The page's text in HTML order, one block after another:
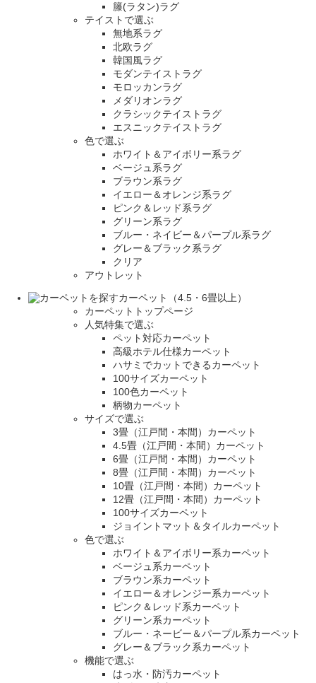
籐(ラタン)ラグ
テイストで選ぶ
無地系ラグ
北欧ラグ
韓国風ラグ
モダンテイストラグ
モロッカンラグ
メダリオンラグ
クラシックテイストラグ
エスニックテイストラグ
色で選ぶ
ホワイト＆アイボリー系ラグ
ベージュ系ラグ
ブラウン系ラグ
イエロー＆オレンジ系ラグ
ピンク＆レッド系ラグ
グリーン系ラグ
ブルー・ネイビー＆パープル系ラグ
グレー＆ブラック系ラグ
クリア
アウトレット
カーペット（4.5・6畳以上）
カーペットトップページ
人気特集で選ぶ
ペット対応カーペット
高級ホテル仕様カーペット
ハサミでカットできるカーペット
100サイズカーペット
100色カーペット
柄物カーペット
サイズで選ぶ
3畳（江戸間・本間）カーペット
4.5畳（江戸間・本間）カーペット
6畳（江戸間・本間）カーペット
8畳（江戸間・本間）カーペット
10畳（江戸間・本間）カーペット
12畳（江戸間・本間）カーペット
100サイズカーペット
ジョイントマット＆タイルカーペット
色で選ぶ
ホワイト＆アイボリー系カーペット
ベージュ系カーペット
ブラウン系カーペット
イエロー＆オレンジー系カーペット
ピンク＆レッド系カーペット
グリーン系カーペット
ブルー・ネービー＆パープル系カーペット
グレー＆ブラック系カーペット
機能で選ぶ
はっ水・防汚カーペット